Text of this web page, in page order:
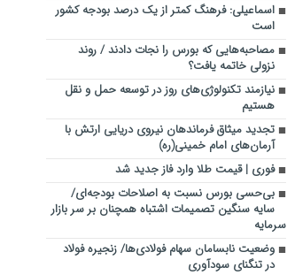
اسماعیلی: فرهنگ کمتر از یک درصد بودجه کشور
است
مصاحبه‌هایی که بورس را نجات دادند / روند
نزولی خاتمه یافت؟
نیازمند تکنولوژی‌های روز در توسعه حمل و نقل
هستیم
تجدید میثاق فرماندهان نیروی دریایی ارتش با
آرمان‌های امام خمینی(ره)
فوری | قیمت طلا وارد فاز جدید شد
بی‌حسی بورس نسبت به اصلاحات بودجه‌ای/
سایه سنگین تصمیمات اشتباه همچنان بر سر بازار
سرمایه
وضعیت نابسامان سهام فولادی‌ها/ زنجیره فولاد
در تنگنای سودآوری